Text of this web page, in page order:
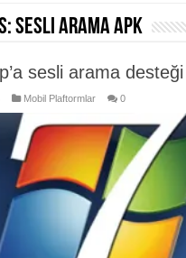
sesli arama apk
sesli arama
Mobil Plaftormlar 0